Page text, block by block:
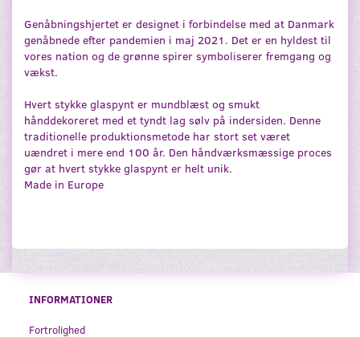
Genåbningshjertet er designet i forbindelse med at Danmark
genåbnede efter pandemien i maj 2021. Det er en hyldest til
vores nation og de grønne spirer symboliserer fremgang og
vækst.
Hvert stykke glaspynt er mundblæst og smukt
hånddekoreret med et tyndt lag sølv på indersiden. Denne
traditionelle produktionsmetode har stort set været
uændret i mere end 100 år. Den håndværksmæssige proces
gør at hvert stykke glaspynt er helt unik.
Made in Europe
INFORMATIONER
Fortrolighed